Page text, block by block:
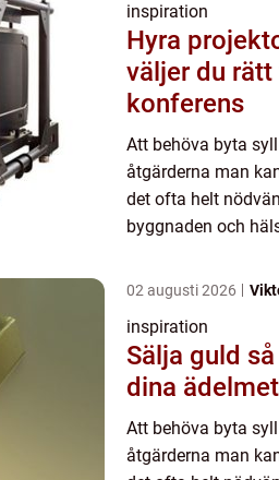
inspiration
Hyra
väljer du
konferens
Att behöva byta
åtgärderna man
det ofta helt
byggnaden och
02 augusti 2026
inspiration
Sälja guld så får du ut mest av
dina
Att behöva byta
åtgärderna man